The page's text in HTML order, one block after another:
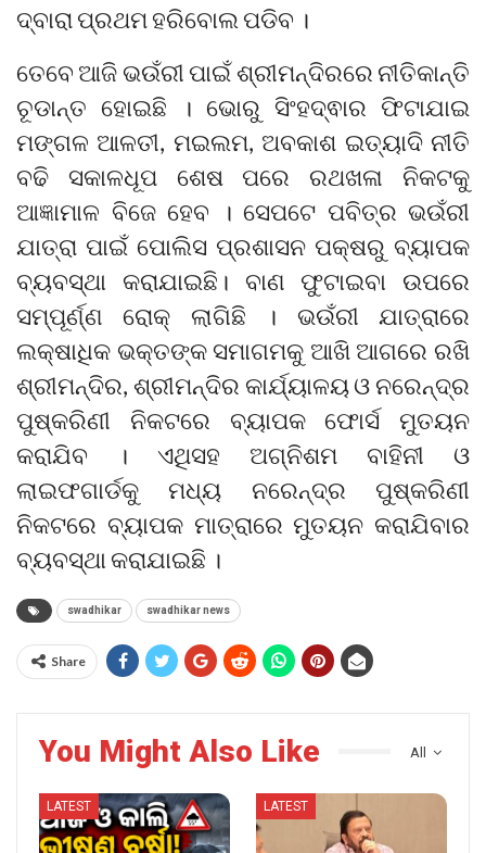
ଦ୍ବାରା ପ୍ରଥମ ହରିବୋଲ ପଡିବ ।
ତେବେ ଆଜି ଭଉଁରୀ ପାଇଁ ଶ୍ରୀମନ୍ଦିରରେ ନୀତିକାନ୍ତି
ଚୂଡାନ୍ତ ହୋଇଛି । ଭୋରୁ ସିଂହଦ୍ଵାର ଫିଟାଯାଇ
ମଙ୍ଗଳ ଆଳତୀ, ମଇଲମ, ଅବକାଶ ଇତ୍ୟାଦି ନୀତି
ବଢି ସକାଳଧୂପ ଶେଷ ପରେ ରଥଖଳା ନିକଟକୁ
ଆଜ୍ଞାମାଳ ବିଜେ ହେବ । ସେପଟେ ପବିତ୍ର ଭଉଁରୀ
ଯାତ୍ରା ପାଇଁ ପୋଲିସ ପ୍ରଶାସନ ପକ୍ଷରୁ ବ୍ୟାପକ
ବ୍ୟବସ୍ଥା କରାଯାଇଛି। ବାଣ ଫୁଟାଇବା ଉପରେ
ସମ୍ପୂର୍ଣ୍ଣ ରୋକ୍ ଲାଗିଛି । ଭଉଁରୀ ଯାତ୍ରାରେ
ଲକ୍ଷାଧିକ ଭକ୍ତଙ୍କ ସମାଗମକୁ ଆଖି ଆଗରେ ରଖି
ଶ୍ରୀମନ୍ଦିର, ଶ୍ରୀମନ୍ଦିର କାର୍ଯ୍ୟାଳୟ ଓ ନରେନ୍ଦ୍ର
ପୁଷ୍କରିଣୀ ନିକଟରେ ବ୍ୟାପକ ଫୋର୍ସ ମୁତୟନ
କରାଯିବ । ଏଥିସହ ଅଗ୍ନିଶମ ବାହିନୀ ଓ
ଲାଇଫଗାର୍ଡକୁ ମଧ୍ୟ ନରେନ୍ଦ୍ର ପୁଷ୍କରିଣୀ
ନିକଟରେ ବ୍ୟାପକ ମାତ୍ରାରେ ମୁତୟନ କରାଯିବାର
ବ୍ୟବସ୍ଥା କରାଯାଇଛି ।
swadhikar swadhikar news
Share
All
You Might Also Like
LATEST LATEST